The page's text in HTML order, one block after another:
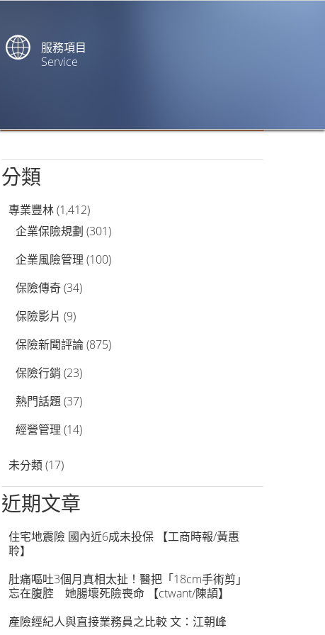
服務項目
Service
分類
專業豐林(1,412)
企業保險規劃 (301)
企業風險管理 (100)
保險傳奇(34)
保險影片 (9)
保險新聞評論(875)
保險行銷 (23)
熱門話題(37)
經營管理 (14)
未分類(17)
近期文章
住宅地震險 國內近6成未投保 【工商時報/黃惠
聆】
肚痛嘔吐3個月真相太扯！醫把「18cm手術剪」
忘在腹腔 她腸壞死險喪命 【ctwant/陳頡】
產險經紀人與直接業務員之比較 文：江朝峰